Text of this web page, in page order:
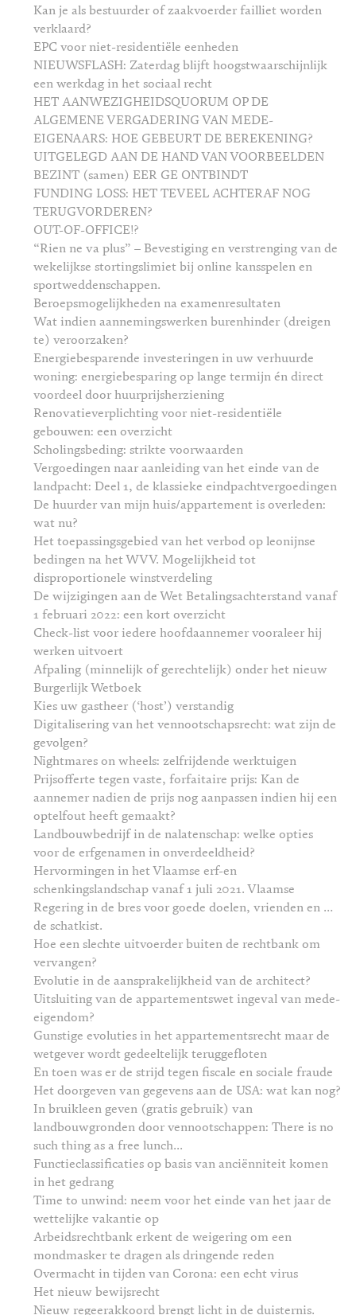
Kan je als bestuurder of zaakvoerder failliet worden
verklaard?
EPC voor niet-residentiële eenheden
NIEUWSFLASH: Zaterdag blijft hoogstwaarschijnlijk
een werkdag in het sociaal recht
HET AANWEZIGHEIDSQUORUM OP DE
ALGEMENE VERGADERING VAN MEDE-
EIGENAARS: HOE GEBEURT DE BEREKENING?
UITGELEGD AAN DE HAND VAN VOORBEELDEN
BEZINT (samen) EER GE ONTBINDT
FUNDING LOSS: HET TEVEEL ACHTERAF NOG
TERUGVORDEREN?
OUT-OF-OFFICE!?
“Rien ne va plus” – Bevestiging en verstrenging van de
wekelijkse stortingslimiet bij online kansspelen en
sportweddenschappen.
Beroepsmogelijkheden na examenresultaten
Wat indien aannemingswerken burenhinder (dreigen
te) veroorzaken?
Energiebesparende investeringen in uw verhuurde
woning: energiebesparing op lange termijn én direct
voordeel door huurprijsherziening
Renovatieverplichting voor niet-residentiële
gebouwen: een overzicht
Scholingsbeding: strikte voorwaarden
Vergoedingen naar aanleiding van het einde van de
landpacht: Deel 1, de klassieke eindpachtvergoedingen
De huurder van mijn huis/appartement is overleden:
wat nu?
Het toepassingsgebied van het verbod op leonijnse
bedingen na het WVV. Mogelijkheid tot
disproportionele winstverdeling
De wijzigingen aan de Wet Betalingsachterstand vanaf
1 februari 2022: een kort overzicht
Check-list voor iedere hoofdaannemer vooraleer hij
werken uitvoert
Afpaling (minnelijk of gerechtelijk) onder het nieuw
Burgerlijk Wetboek
Kies uw gastheer (‘host’) verstandig
Digitalisering van het vennootschapsrecht: wat zijn de
gevolgen?
Nightmares on wheels: zelfrijdende werktuigen
Prijsofferte tegen vaste, forfaitaire prijs: Kan de
aannemer nadien de prijs nog aanpassen indien hij een
optelfout heeft gemaakt?
Landbouwbedrijf in de nalatenschap: welke opties
voor de erfgenamen in onverdeeldheid?
Hervormingen in het Vlaamse erf-en
schenkingslandschap vanaf 1 juli 2021. Vlaamse
Regering in de bres voor goede doelen, vrienden en …
de schatkist.
Hoe een slechte uitvoerder buiten de rechtbank om
vervangen?
Evolutie in de aansprakelijkheid van de architect?
Uitsluiting van de appartementswet ingeval van mede-
eigendom?
Gunstige evoluties in het appartementsrecht maar de
wetgever wordt gedeeltelijk teruggefloten
En toen was er de strijd tegen fiscale en sociale fraude
Het doorgeven van gegevens aan de USA: wat kan nog?
In bruikleen geven (gratis gebruik) van
landbouwgronden door vennootschappen: There is no
such thing as a free lunch...
Functieclassificaties op basis van anciënniteit komen
in het gedrang
Time to unwind: neem voor het einde van het jaar de
wettelijke vakantie op
Arbeidsrechtbank erkent de weigering om een
mondmasker te dragen als dringende reden
Overmacht in tijden van Corona: een echt virus
Het nieuw bewijsrecht
Nieuw regeerakkoord brengt licht in de duisternis.